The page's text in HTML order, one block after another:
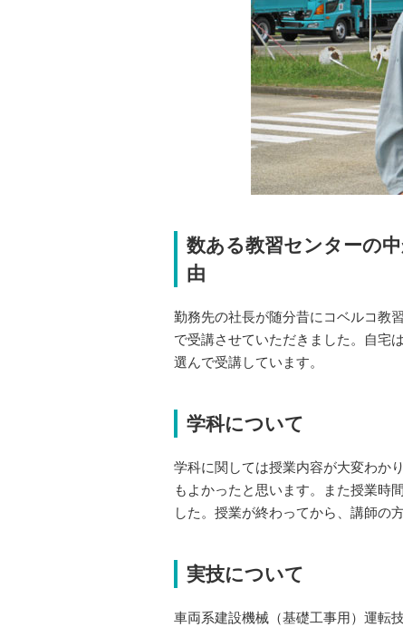
数ある教習センターの
由
勤務先の社長が随分昔にコベルコ教
で受講させていただきました。自宅
選んで受講しています。
学科について
学科に関しては授業内容が大変わか
もよかったと思います。また授業時
した。授業が終わってから、講師の
実技について
車両系建設機械（基礎工事用）運転